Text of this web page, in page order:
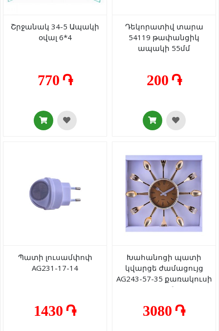
Շրջանակ 34-5 Ապակի
օվալ 6*4
770 ֏
Դեկորատիվ տարա
54119 թափանցիկ
ապակի 55մմ
200 ֏
Պատի լուսամփոփ
AG231-17-14
1430 ֏
Խահանոցի պատի
կվարցե ժամացույց
AG243-57-35 քառակուսի
32սմ
3080 ֏